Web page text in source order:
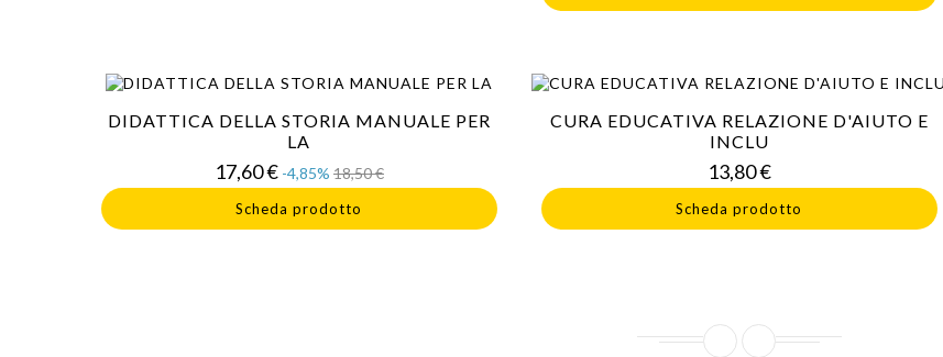
DIDATTICA DELLA STORIA MANUALE PER
LA
17,60 €Prezzo
base
-4,85% 18,50 €Prezzo
Scheda prodotto
CURA EDUCATIVA RELAZIONE D'AIUTO E
INCLU
13,80 €Prezzo
Scheda prodotto